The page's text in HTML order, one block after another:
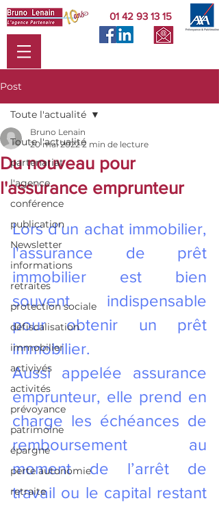
01 42 93 13 15
Post
Toute l'actualité
partenariat
l'agence
conférence
publication
Newsletter
informations
retraites
protection sociale
défiscalisation
immobilier
activiyés
activités
prévoyance
patrimoine
épargne
perte autonomie
retraite
Toute l'actualité
Du nouveau pour
l'assurance emprunteur
Bruno Lenain
20 mai 2022 2 min de lecture
Lors d'un achat immobilier,
l'assurance de prêt
immobilier est bien
souvent indispensable
pour obtenir un prêt
immobilier.
Aussi appelée assurance
emprunteur, elle prend en
charge les échéances de
remboursement au
moment de l’arrêt de
travail ou le capital restant